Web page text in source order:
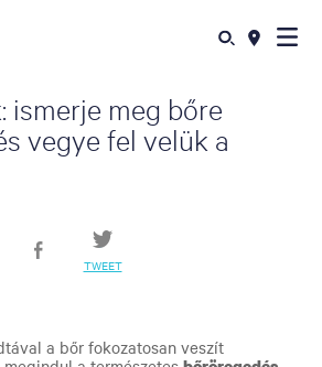
ismerje meg bőre
vegye fel velük a
TWEET
a bőr fokozatosan veszít